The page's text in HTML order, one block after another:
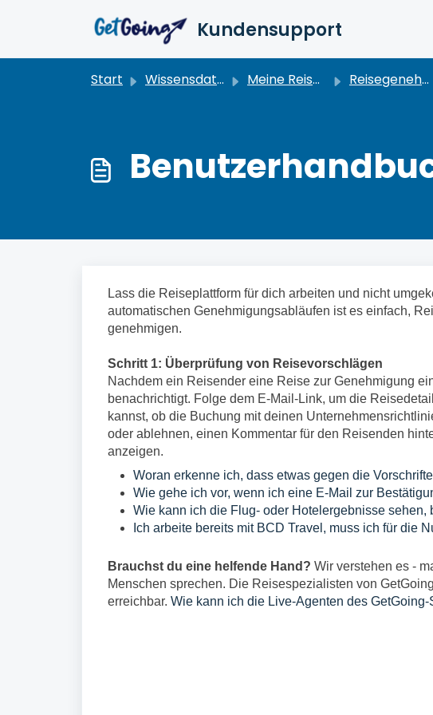
Kundensupport
Start Wissensdatenbank Meine Reisen verwalten Reisegenehmigung
Lass die Reiseplattform für dich arbeiten und nicht
automatischen Genehmigungsabläufen ist es einfach,
genehmigen.
Schritt 1: Überprüfung von Reisevorschlägen
Nachdem ein Reisender eine Reise zur Genehmigung
benachrichtigt. Folge dem E-Mail-Link, um die
kannst, ob die Buchung mit deinen
oder ablehnen, einen Kommentar für den Reisenden
anzeigen.
Woran erkenne ich, dass etwas gegen die
Wie gehe ich vor, wenn ich eine E-Mail zur
Wie kann ich die Flug- oder Hotelergebnisse
Ich arbeite bereits mit BCD Travel, muss ich für die
Brauchst du eine helfende Hand? Wir verstehen es -
Menschen sprechen. Die Reisespezialisten von
erreichbar. Wie kann ich die Live-Agenten des